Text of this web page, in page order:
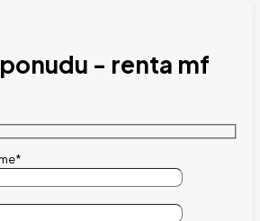
- renta mf